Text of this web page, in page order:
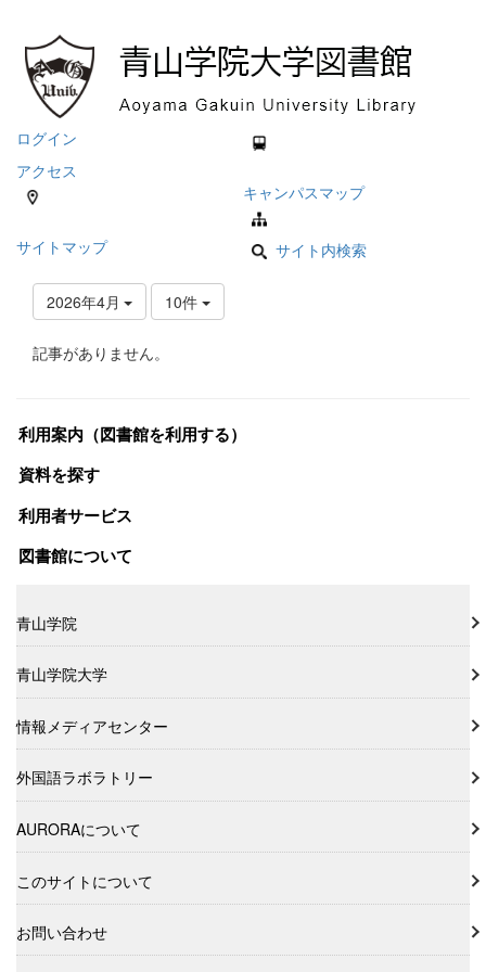
ログイン
アクセス
キャンパスマップ
サイトマップ サイト内検索
2026年4月 10件
記事がありません。
利用案内（図書館を利用する）
資料を探す
利用者サービス
図書館について
青山学院
青山学院大学
情報メディアセンター
外国語ラボラトリー
AURORAについて
このサイトについて
お問い合わせ